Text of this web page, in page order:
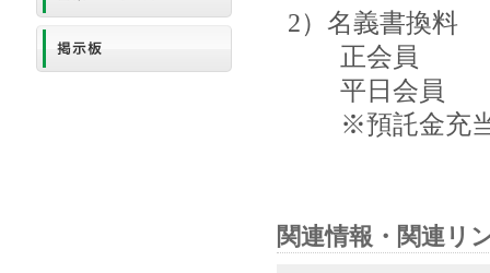
2）名義書換料
正会員
平日会員
※預託金充
関連情報・関連リ